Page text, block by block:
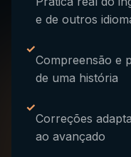
e de outros
✓
Compreensão e
de uma história
✓
Correções
ao avançado